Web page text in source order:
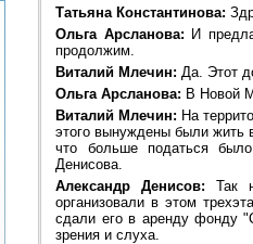
Татьяна Константинова:
Ольга Арсланова: И
продолжим.
Виталий Млечин: Да. Этот
Ольга Арсланова: В Новой
Виталий Млечин: На
этого вынуждены были жить
что больше податься
Денисова.
Александр Денисов: Так
организовали в этом
сдали его в аренду фонду
зрения и слуха.